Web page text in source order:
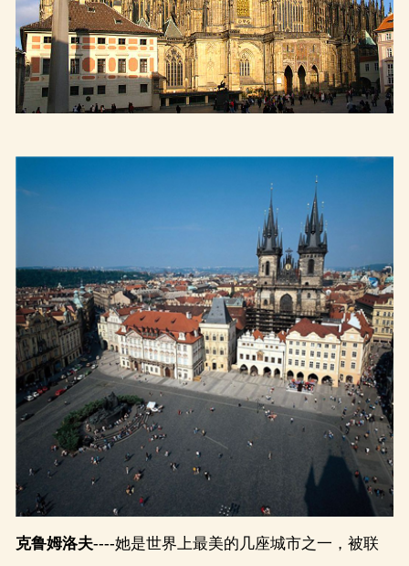
克鲁姆洛夫----她是世界上最美的几座城市之一，被联